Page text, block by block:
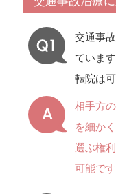
交通事
ていま
転院は
相手方
を細か
選ぶ権
可能です